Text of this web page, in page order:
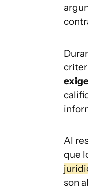
Al
que
son